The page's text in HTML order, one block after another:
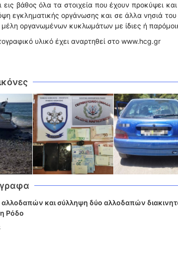
εις βάθος όλα τα στοιχεία που έχουν προκύψει
εγκληματικής οργάνωσης και σε άλλα νησιά του
οργανωμένων κυκλωμάτων με ίδιες ή
υλικό έχει αναρτηθεί στο www.hcg.gr
αλλοδαπών και σύλληψη δύο αλλοδαπών
Ρόδο